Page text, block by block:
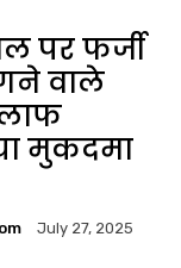
पर फर्जी
वाले
मुकदमा
July 27, 2025